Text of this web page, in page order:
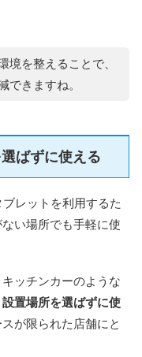
境を整えることで、
できますね。
ばずに使える
レットを利用するた
い場所でも手軽に使
ッチンカーのような
設置場所を選ばずに使
が限られた店舗にと